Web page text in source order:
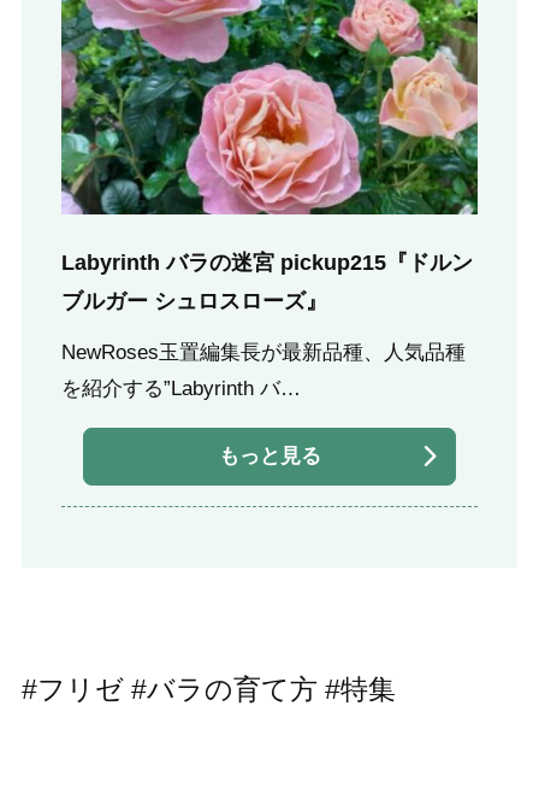
Labyrinth バラの迷宮 pickup215『ドルン
ブルガー シュロスローズ』
NewRoses玉置編集長が最新品種、人気品種
を紹介する”Labyrinth バ…
もっと見る
#フリゼ #バラの育て方 #特集